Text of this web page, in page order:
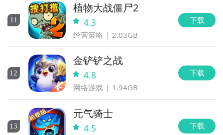
11
植物大战僵尸2
4.3
经营策略 2.03GB
下载
12
金铲铲之战
4.8
网络游戏 1.94GB
下载
13
元气骑士
4.5 下载